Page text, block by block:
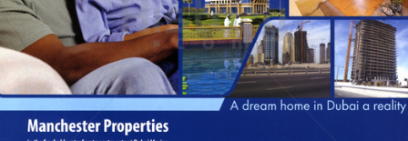
Manchester REAL ESTATE
Manchester REAL ESTATE
2006